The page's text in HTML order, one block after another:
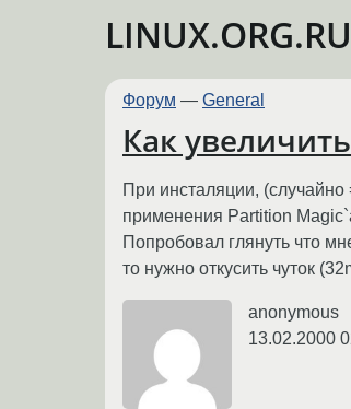
LINUX.ORG.RU
Форум — General
Как
При инсталяции,
применения Partition
Попробовал глянуть что
то нужно откусить чуток
anonymous
13.02.2000